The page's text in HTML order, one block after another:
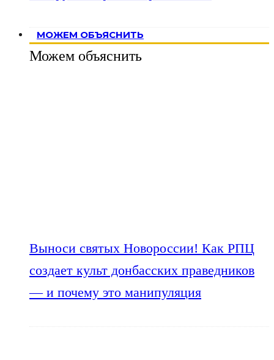
МОЖЕМ ОБЪЯСНИТЬ
Можем объяснить
Выноси святых Новороссии! Как РПЦ
создает культ донбасских праведников
— и почему это манипуляция